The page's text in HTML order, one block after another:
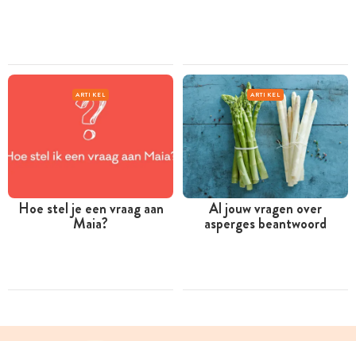
ARTIKEL
Hoe stel je een vraag aan
Maia?
ARTIKEL
Al jouw vragen over
asperges beantwoord